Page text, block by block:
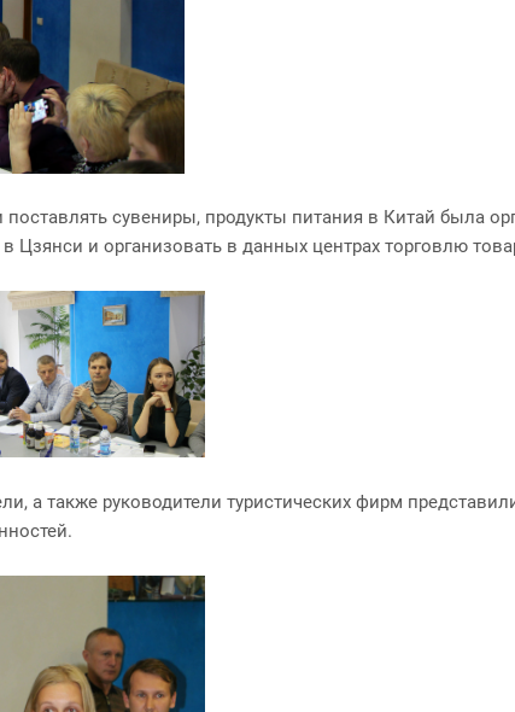
сувениры, продукты питания в Китай была
Цзянси и организовать в данных центрах торговлю
а также руководители туристических фирм